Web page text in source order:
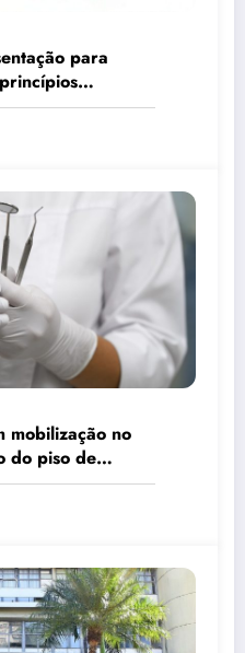
para
Pública,
mobilização no
do piso de